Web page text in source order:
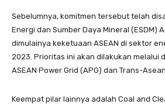
Sebelumnya, komitmen tersebut telah
Energi dan Sumber Daya Mineral (ESDM)
dimulainya keketuaan ASEAN di sektor
2023. Prioritas ini akan dilakukan melalui
ASEAN Power Grid (APG) dan Trans-
Keempat pilar lainnya adalah Coal and